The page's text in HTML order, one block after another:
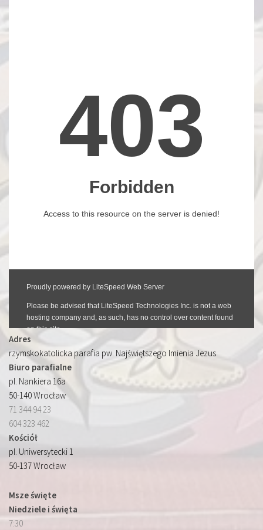
Adres
rzymskokatolicka parafia pw. Najświętszego Imienia Jezus
Biuro parafialne
pl. Nankiera 16a
50-140 Wrocław
71 344 94 23
604 323 462
Kościół
pl. Uniwersytecki 1
50-137 Wrocław
Msze święte
Niedziele i święta
7:30